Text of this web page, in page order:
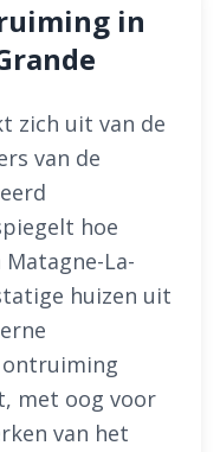
in
zich uit van de
van de
hoe
La-
huizen uit
ontruiming
met oog voor
van het